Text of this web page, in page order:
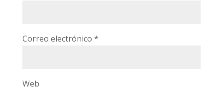
Correo electrónico *
Web